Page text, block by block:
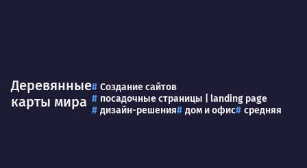
Деревянные
карты мира
Создание сайтов
посадочные страницы | landing page
дизайн-решения
дом и офис средняя